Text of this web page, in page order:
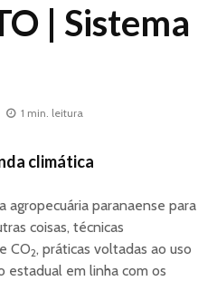
| Sistema
1 min. leitura
climática
agropecuária paranaense para
coisas, técnicas
CO2, práticas voltadas ao uso
estadual em linha com os